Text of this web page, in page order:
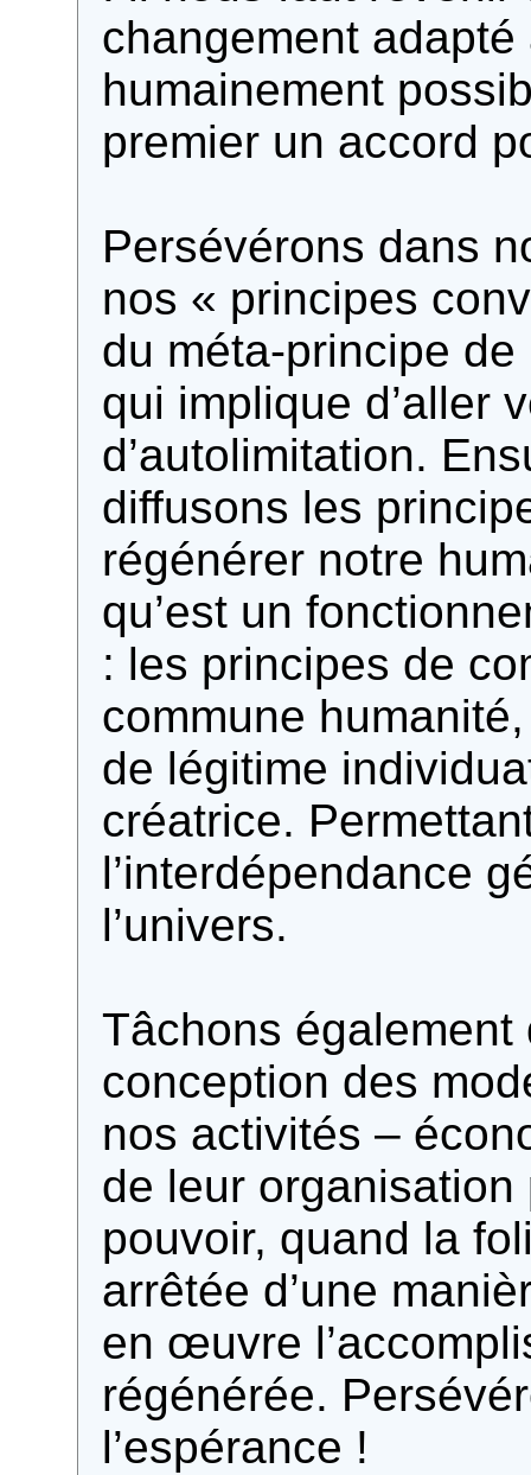
changement adapté
humainement
premier un accord
Persévérons dans
nos « principes
du méta-principe de
qui implique d’aller
d’autolimitation.
diffusons les
régénérer notre
qu’est un
: les principes de
commune
de légitime
créatrice.
l’interdépendance
l’univers.
Tâchons également
conception des
nos activités –
de leur
pouvoir, quand la
arrêtée d’une
en œuvre
régénérée.
l’espérance !